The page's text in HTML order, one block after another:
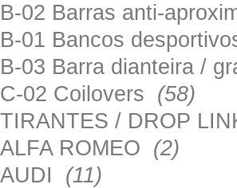
B-02 Barras anti-
B-01 Bancos
B-03 Barra dianteira /
C-02 Coilovers (58)
TIRANTES / DROP
ALFA ROMEO (2)
AUDI (11)